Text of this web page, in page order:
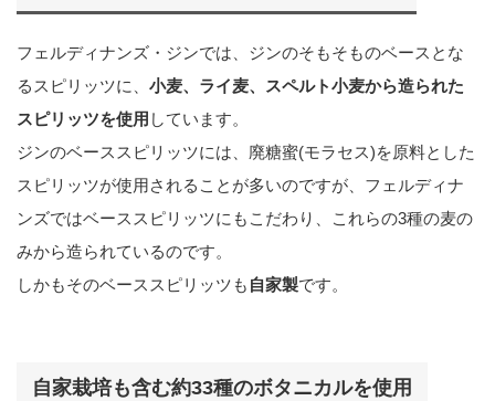
フェルディナンズ・ジンでは、ジンのそもそものベースとな
るスピリッツに、 小麦、ライ麦、スペルト小麦から造られた
スピリッツを使用 しています。
ジンのベーススピリッツには、廃糖蜜(モラセス)を原料とした
スピリッツが使用されることが多いのですが、フェルディナ
ンズではベーススピリッツにもこだわり、これらの3種の麦の
みから造られているのです。
しかもそのベーススピリッツも 自家製です。
自家栽培も含む約33種のボタニカルを使用